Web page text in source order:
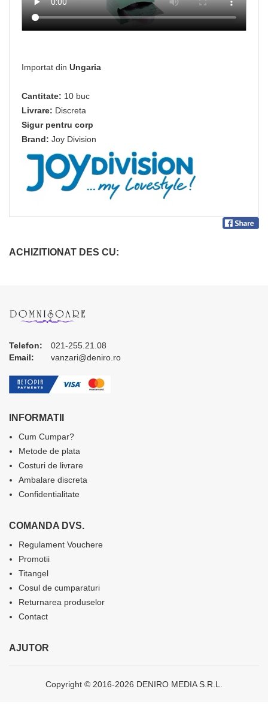
Importat din Ungaria
Cantitate: 10 buc
Livrare: Discreta
Sigur pentru corp
Brand: Joy Division
ACHIZITIONAT DES CU:
Telefon:
021-255.21.08
Email:
vanzari@deniro.ro
INFORMATII
Cum Cumpar?
Metode de plata
Costuri de livrare
Ambalare discreta
Confidentialitate
COMANDA DVS.
Regulament Vouchere
Promotii
Titangel
Cosul de cumparaturi
Returnarea produselor
Contact
AJUTOR
Copyright © 2016-2026 DENIRO MEDIA S.R.L.